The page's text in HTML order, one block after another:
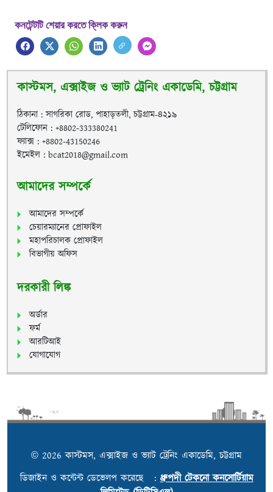
কনটেন্টটি শেয়ার করতে ক্লিক করুন
কাস্টমস, এক্সাইজ ও ভ্যাট ট্রেনিং একাডেমি, চট্টগ্রাম
ঠিকানা : সাগরিকা রোড, পাহাড়তলী, চট্টগ্রাম-৪২১৯
টেলিফোন : +8802-333380241
ফ্যাক্স : +8802-43150246
ইমেইল : bcat2018@gmail.com
আমাদের সম্পর্কে
আমাদের সম্পর্কে
চেয়ারম্যানের প্রোফাইল
মহাপরিচালক প্রোফাইল
বিভাগীয় অফিস
দরকারী লিঙ্ক
অর্ডার
ফর্ম
আরটিআই
যোগাযোগ
© 2026 কাস্টমস, এক্সাইজ ও ভ্যাট ট্রেনিং একাডেমি, চট্টগ্রাম
ডিজাইন ও কন্টেন্ট ডেভেলপ করেছে :ধ্রুপদী টেকনো কনসোর্টিয়াম